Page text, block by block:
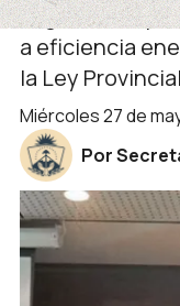
Organismos
a eficiencia
la Ley
miércoles 27 de
Por